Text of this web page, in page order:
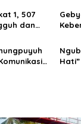
1, 507
dan